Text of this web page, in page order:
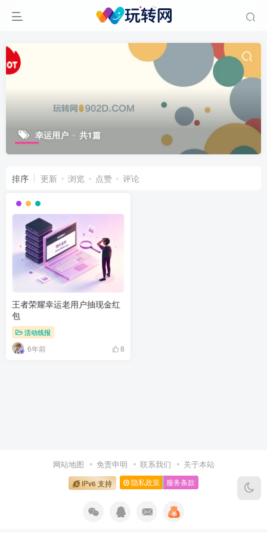
幸运用户 共1篇
排序 更新 浏览 点赞 评论
王者荣耀幸运老用户抽现金红
包
活动线报
6年前 8
网站地图 免责申明 联系我们 关于本站
IPv6 支持 隐私政策 服务条款